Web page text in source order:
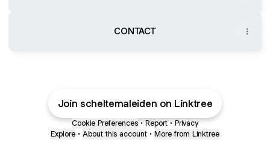
CONTACT
Join scheltemaleiden on Linktree
Cookie Preferences • Report • Privacy
Explore • About this account • More from Linktree